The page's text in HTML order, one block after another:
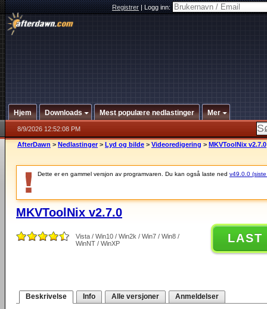
Registrer|Logg inn:
Hjem Downloads Mest populære nedlastinger Mer
8/9/2026 12:52:08 PM
AfterDawn > Nedlastinger > Lyd og bilde > Videoredigering > MKVToolNix v2.7.0
Dette er en gammel versjon av programvaren. Du kan også laste ned v49.0.0
MKVToolNix v2.7.0
Vista / Win10 / Win2k / Win7 / Win8 /
WinNT / WinXP
LAST
Beskrivelse Info Alle versjoner Anmeldelser